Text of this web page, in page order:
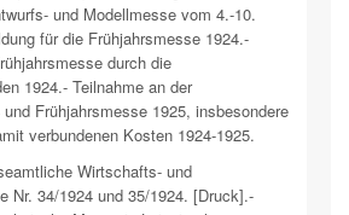
und Modellmesse vom 4.-10.
für die Frühjahrsmesse 1924.-
durch die
1924.- Teilnahme an der
Frühjahrsmesse 1925, insbesondere
verbundenen Kosten 1924-1925.
Wirtschafts- und
Nr. 34/1924 und 35/1924. [Druck].-